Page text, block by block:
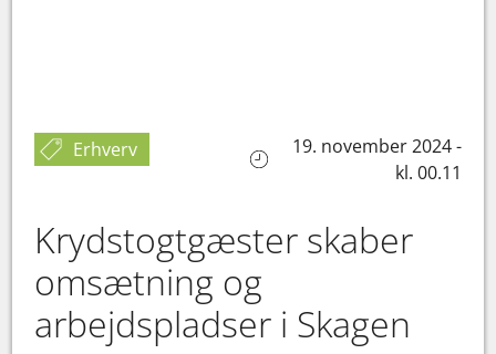
Erhverv
19. november 2024 -
kl. 00.11
Krydstogtgæster skaber
omsætning og
arbejdspladser i Skagen